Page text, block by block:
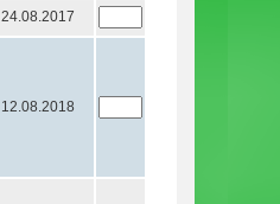
24.08.2017
12.08.2018